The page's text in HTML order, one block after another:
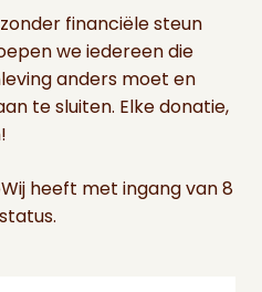
financiële steun
we iedereen die
anders moet en
te sluiten. Elke donatie,
heeft met ingang van 8